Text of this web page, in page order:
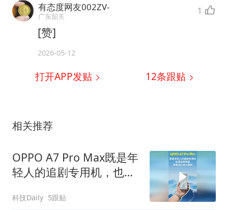
有态度网友002ZV-
广东韶关 1
[赞]
2026-05-12
打开APP发贴 12条跟贴
相关推荐
OPPO A7 Pro Max既是年
轻人的追剧专用机，也是
母用
科技Daily 5跟贴